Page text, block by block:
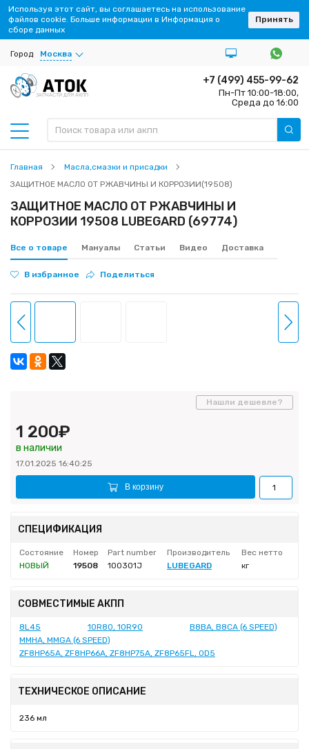
Город Москва
ЗАПЧАСТИ ДЛЯ АКПП
+7 (499) 455-99-62
Пн-Пт 10:00-18:00,
Среда до 16:00
Главная
Масла,смазки и присадки
ЗАЩИТНОЕ МАСЛО ОТ РЖАВЧИНЫ И КОРРОЗИИ(19508)
ЗАЩИТНОЕ МАСЛО ОТ РЖАВЧИНЫ И
КОРРОЗИИ 19508 LUBEGARD (69774)
Все о товаре Мануалы Статьи Видео Доставка
В избранное Поделиться
1 200₽
в наличии
17.01.2025 16:40:25
В корзину
Нашли дешевле?
СПЕЦИФИКАЦИЯ
Состояние Номер Part number Производитель
Вес нетто
НОВЫЙ
19508 100301J LUBEGARD кг
СОВМЕСТИМЫЕ АКПП
8L45 10R80, 10R90
B8BA, B8CA (6 SPEED)
MMHA, MMGA (6 SPEED)
ZF8HP65A, ZF8HP66A, ZF8HP75A, ZF8P65FL, 0D5
ТЕХНИЧЕСКОЕ ОПИСАНИЕ
236 мл
Используя этот сайт, вы соглашаетесь на использование
файлов cookie. Больше информации в Информация о
сборе данных
Принять